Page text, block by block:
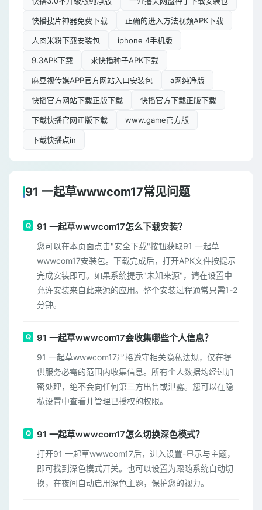
快播搜片神器免费下载 正确的进入方法视频APK下载
人肉米粉下载安装包 iphone 4手机版
9.3APK下载 求快播种子APK下载
麻豆视传媒APP官方网站入口安装包 a网纯净版
快播官方网站下载正版下载 快播官方下载正版下载
下载快播官网正版下载 www.game官方版
下载快播点in
91 一起草wwwcom17常见问题
91 一起草wwwcom17怎么下载安装？
您可以在本页面点击"安全下载"按钮获取91 一起草
wwwcom17安装包。下载完成后，打开APK文件按提示
完成安装即可。如果系统提示"未知来源"，请在设置中
允许安装来自此来源的应用。整个安装过程通常只需1-2
分钟。
91 一起草wwwcom17会收集哪些个人信息？
91 一起草wwwcom17严格遵守相关隐私法规，仅在提
供服务必需的范围内收集信息。所有个人数据均经过加
密处理，绝不会向任何第三方出售或泄露。您可以在隐
私设置中查看并管理已授权的权限。
91 一起草wwwcom17怎么切换深色模式？
打开91 一起草wwwcom17后，进入设置-显示与主题，
即可找到深色模式开关。也可以设置为跟随系统自动切
换，在夜间自动启用深色主题，保护您的视力。